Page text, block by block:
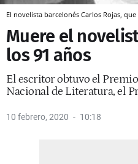
El novelista barcelonés Carlos Rojas,
Muere el
los 91 años
El escritor obtuvo el
Nacional de Literatura, el
10 febrero, 2020 10:18